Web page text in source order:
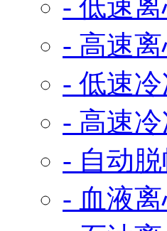
- 低速
- 高速
- 低速
- 高速
- 自动
- 血液